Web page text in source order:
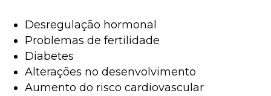
Desregulação hormonal
Problemas de fertilidade
Diabetes
Alterações no desenvolvimento
Aumento do risco cardiovascular